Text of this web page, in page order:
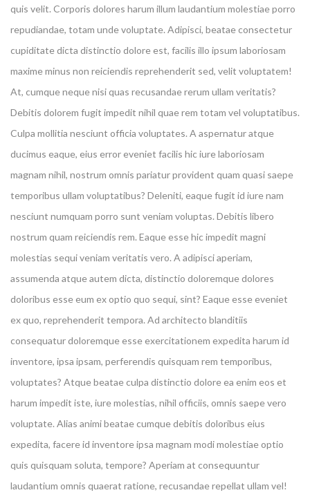
quis velit. Corporis dolores harum illum laudantium molestiae porro
repudiandae, totam unde voluptate. Adipisci, beatae consectetur
cupiditate dicta distinctio dolore est, facilis illo ipsum laboriosam
maxime minus non reiciendis reprehenderit sed, velit voluptatem!
At, cumque neque nisi quas recusandae rerum ullam veritatis?
Debitis dolorem fugit impedit nihil quae rem totam vel voluptatibus.
Culpa mollitia nesciunt officia voluptates. A aspernatur atque
ducimus eaque, eius error eveniet facilis hic iure laboriosam
magnam nihil, nostrum omnis pariatur provident quam quasi saepe
temporibus ullam voluptatibus? Deleniti, eaque fugit id iure nam
nesciunt numquam porro sunt veniam voluptas. Debitis libero
nostrum quam reiciendis rem. Eaque esse hic impedit magni
molestias sequi veniam veritatis vero. A adipisci aperiam,
assumenda atque autem dicta, distinctio doloremque dolores
doloribus esse eum ex optio quo sequi, sint? Eaque esse eveniet
ex quo, reprehenderit tempora. Ad architecto blanditiis
consequatur doloremque esse exercitationem expedita harum id
inventore, ipsa ipsam, perferendis quisquam rem temporibus,
voluptates? Atque beatae culpa distinctio dolore ea enim eos et
harum impedit iste, iure molestias, nihil officiis, omnis saepe vero
voluptate. Alias animi beatae cumque debitis doloribus eius
expedita, facere id inventore ipsa magnam modi molestiae optio
quis quisquam soluta, tempore? Aperiam at consequuntur
laudantium omnis quaerat ratione, recusandae repellat ullam vel!